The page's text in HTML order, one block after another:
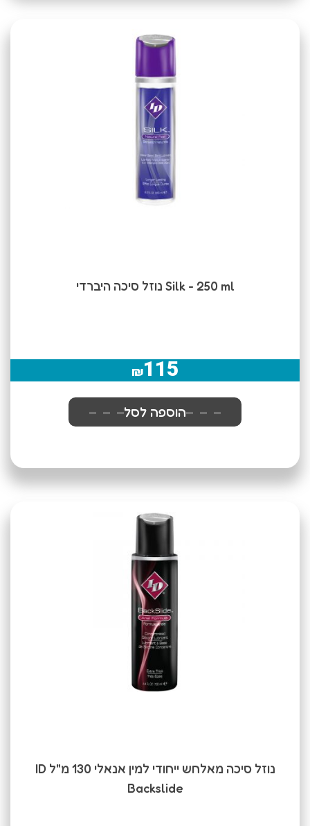
Silk - 250 ml נוזל סיכה היברדי
₪115
הוספה לסל
נוזל סיכה מאלחש ייחודי למין אנאלי 130 מ"ל ID
Backslide